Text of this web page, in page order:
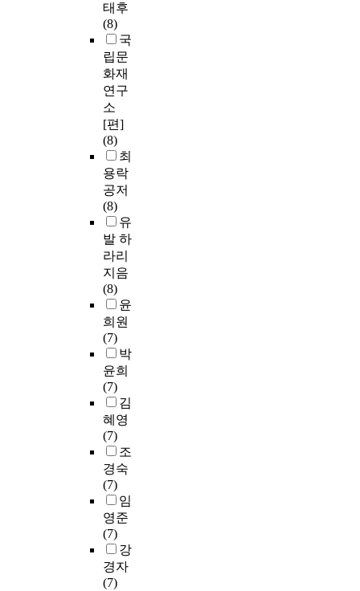
태후
(8)
국
립문
화재
연구
소
[편]
(8)
최
용락
공저
(8)
유
발 하
라리
지음
(8)
윤
희원
(7)
박
윤희
(7)
김
혜영
(7)
조
경숙
(7)
임
영준
(7)
강
경자
(7)